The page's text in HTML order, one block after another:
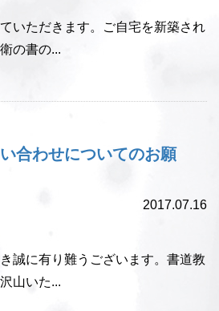
いただきます。ご自宅を新築され
の書の...
合わせについてのお願
2017.07.16
誠に有り難うございます。書道教
山いた...